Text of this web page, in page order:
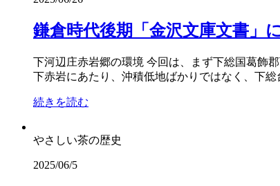
鎌倉時代後期「金沢文庫文書」
下河辺庄赤岩郷の環境 今回は、まず下総国葛飾
下赤岩にあたり、沖積低地ばかりではなく、下
続きを読む
やさしい茶の歴史
2025/06/5